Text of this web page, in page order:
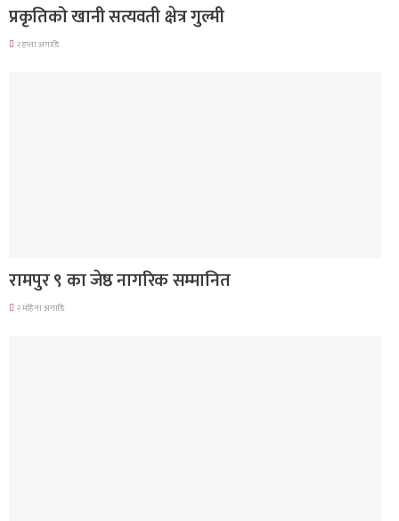
प्रकृतिको खानी सत्यवती क्षेत्र गुल्मी
२ हप्ता अगाडि
रामपुर ९ का जेष्ठ नागरिक सम्मानित
२ महिना अगाडि